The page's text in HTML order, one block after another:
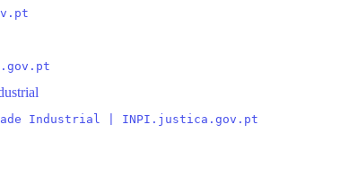
Industrial | INPI.justica.gov.pt